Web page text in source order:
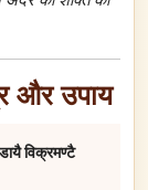
और उपाय
विक्रमण्टै